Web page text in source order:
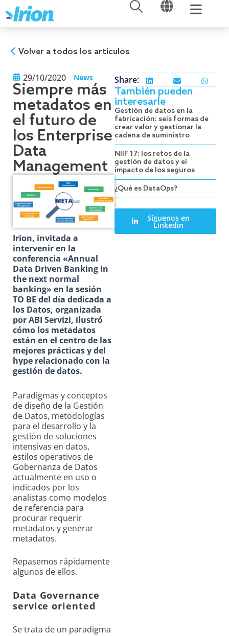
al
contenido
ABRIR ABRIR
Volver a todos los artículos
29/10/2020 News
Siempre más
metadatos en
el futuro de
los Enterprise
Data
Management
Irion, invitada a
intervenir en la
conferencia «Annual
Data Driven Banking in
the next normal
banking» en la sesión
TO BE del día dedicada a
los Datos, organizada
por ABI Servizi, ilustró
cómo los metadatos
están en el centro de las
mejores prácticas y del
hype relacionado con la
gestión de datos.
Paradigmas y conceptos
de diseño de la Gestión
de Datos, metodologías
para el desarrollo y la
gestión de soluciones
intensivas en datos,
estilos operativos de
Gobernanza de Datos
actualmente en uso o
indicados por los
analistas como modelos
de referencia para
procurar requerir
metadatos y generar
metadatos.
Repasemos rápidamente
algunos de ellos.
Data Governance
service oriented
Se trata de un paradigma
Share:
También pueden
interesarle
Gestión de datos en la
fabricación: seis formas de
crear valor y gestionar la
cadena de suministro
NIIF 17: los retos de la
gestión de datos y el
impacto de los seguros
¿Qué es DataOps?
Síguenos en
Linkedin